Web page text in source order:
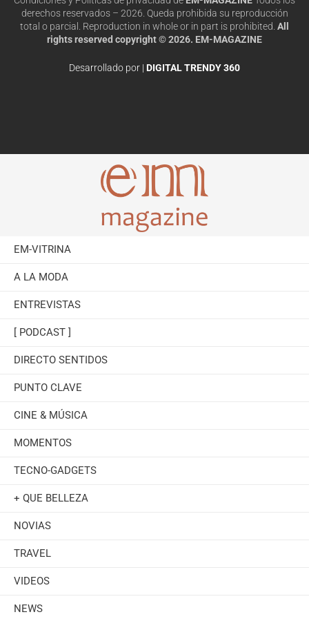
derechos reservados – 2026. Queda prohibida su reproducción
total o parcial. Reproduction in whole or in part is prohibited. All
rights reserved copyright © 2026. EM-MAGAZINE
Desarrollado por | DIGITAL TRENDY 360
EM-VITRINA
A LA MODA
ENTREVISTAS
[ PODCAST ]
DIRECTO SENTIDOS
PUNTO CLAVE
CINE & MÚSICA
MOMENTOS
TECNO-GADGETS
+ QUE BELLEZA
NOVIAS
TRAVEL
VIDEOS
NEWS